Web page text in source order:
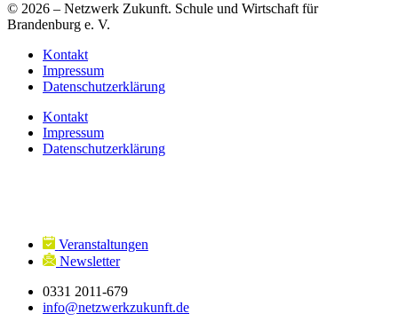
© 2026 – Netzwerk Zukunft. Schule und Wirtschaft für
Brandenburg e. V.
Kontakt
Impressum
Datenschutzerklärung
Kontakt
Impressum
Datenschutzerklärung
Veranstaltungen
Newsletter
0331 2011-679
info@netzwerkzukunft.de